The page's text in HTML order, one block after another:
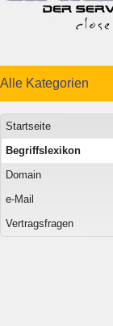
Alle Kategorien
Startseite
Begriffslexikon
Domain
e-Mail
Vertragsfragen